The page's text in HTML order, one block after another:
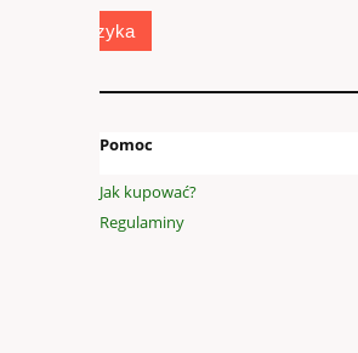
Pomoc
Jak kupować?
Regulaminy